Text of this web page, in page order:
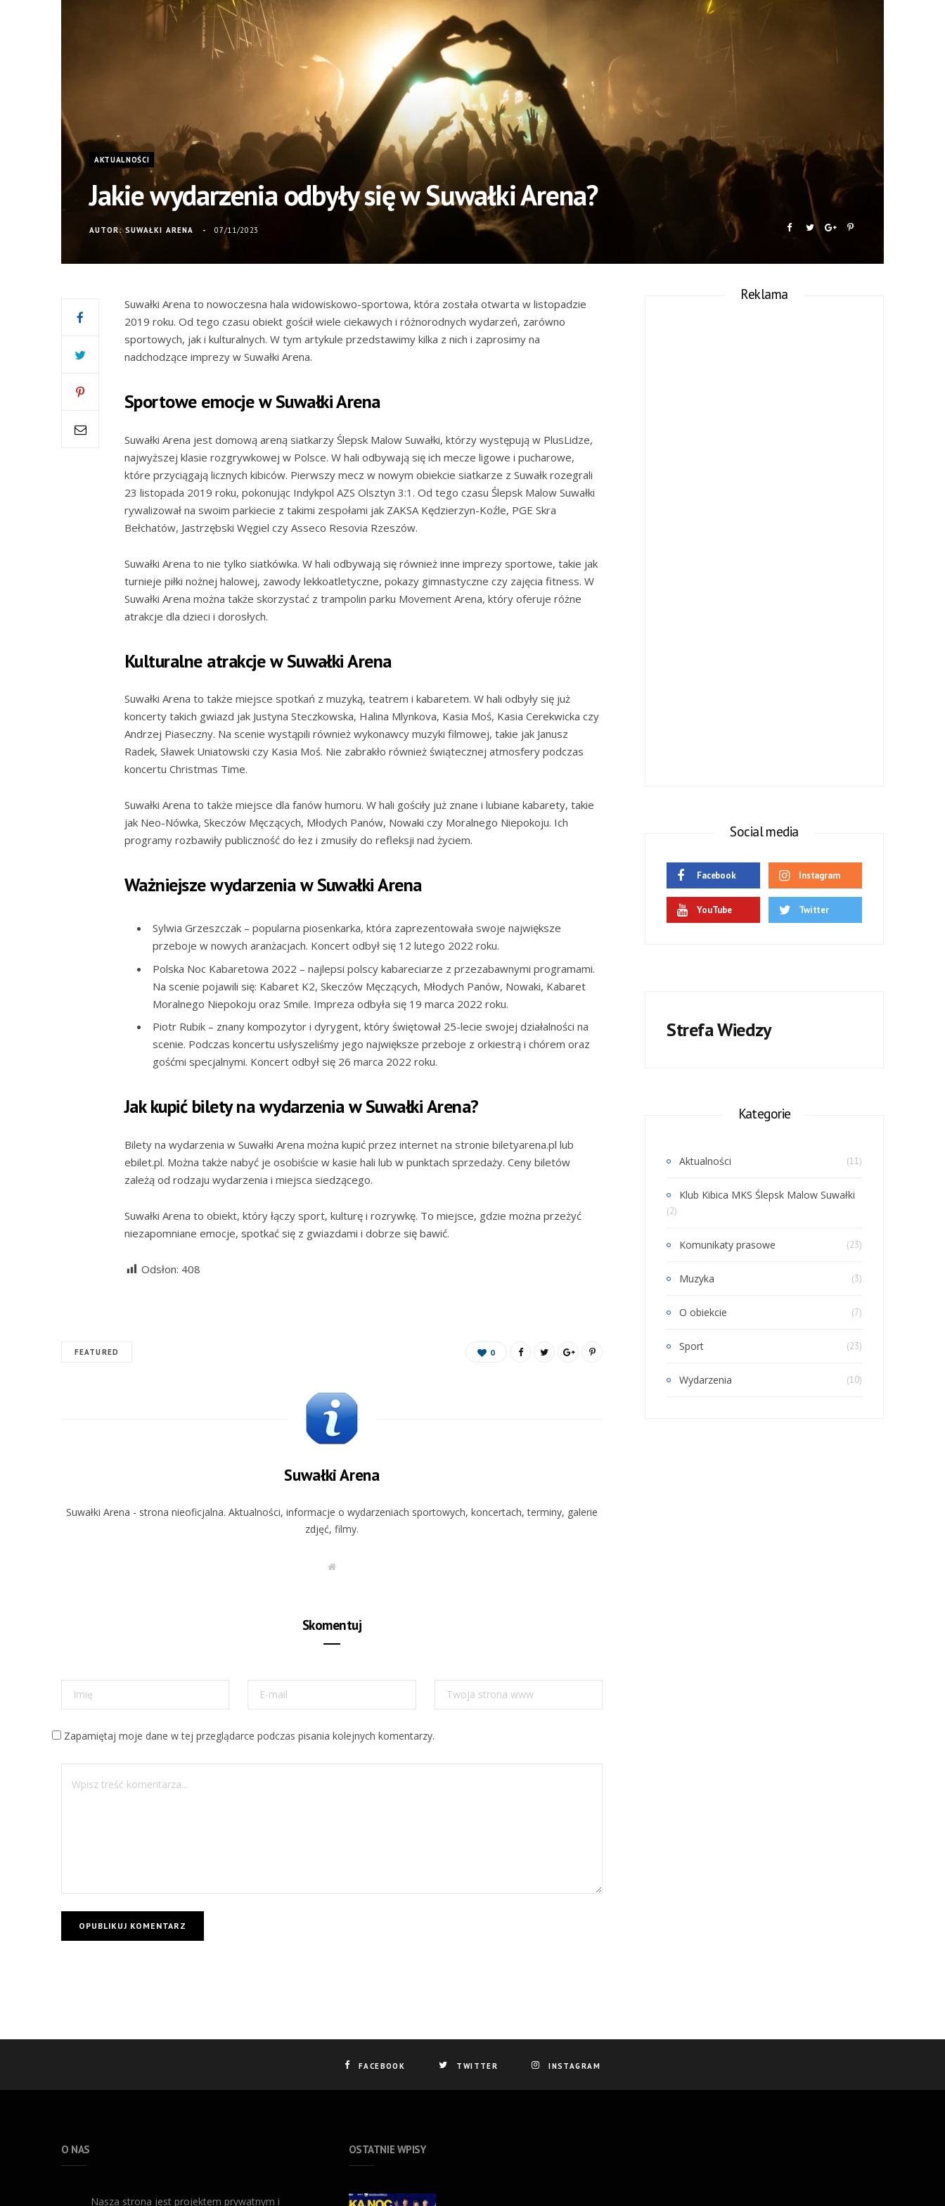
AKTUALNOŚCI
Jakie wydarzenia odbyły się w Suwałki Arena?
AUTOR:SUWAŁKI ARENA 07/11/2023
Suwałki Arena to nowoczesna hala widowiskowo-sportowa, która została otwarta w listopadzie
2019 roku. Od tego czasu obiekt gościł wiele ciekawych i różnorodnych wydarzeń, zarówno
sportowych, jak i kulturalnych. W tym artykule przedstawimy kilka z nich i zaprosimy na
nadchodzące imprezy w Suwałki Arena.
Sportowe emocje w Suwałki Arena
Suwałki Arena jest domową areną siatkarzy Ślepsk Malow Suwałki, którzy występują w PlusLidze,
najwyższej klasie rozgrywkowej w Polsce. W hali odbywają się ich mecze ligowe i pucharowe,
które przyciągają licznych kibiców. Pierwszy mecz w nowym obiekcie siatkarze z Suwałk rozegrali
23 listopada 2019 roku, pokonując Indykpol AZS Olsztyn 3:1. Od tego czasu Ślepsk Malow Suwałki
rywalizował na swoim parkiecie z takimi zespołami jak ZAKSA Kędzierzyn-Koźle, PGE Skra
Bełchatów, Jastrzębski Węgiel czy Asseco Resovia Rzeszów.
Suwałki Arena to nie tylko siatkówka. W hali odbywają się również inne imprezy sportowe, takie jak
turnieje piłki nożnej halowej, zawody lekkoatletyczne, pokazy gimnastyczne czy zajęcia fitness. W
Suwałki Arena można także skorzystać z trampolin parku Movement Arena, który oferuje różne
atrakcje dla dzieci i dorosłych.
Kulturalne atrakcje w Suwałki Arena
Suwałki Arena to także miejsce spotkań z muzyką, teatrem i kabaretem. W hali odbyły się już
koncerty takich gwiazd jak Justyna Steczkowska, Halina Mlynkova, Kasia Moś, Kasia Cerekwicka czy
Andrzej Piaseczny. Na scenie wystąpili również wykonawcy muzyki filmowej, takie jak Janusz
Radek, Sławek Uniatowski czy Kasia Moś. Nie zabrakło również świątecznej atmosfery podczas
koncertu Christmas Time.
Suwałki Arena to także miejsce dla fanów humoru. W hali gościły już znane i lubiane kabarety, takie
jak Neo-Nówka, Skeczów Męczących, Młodych Panów, Nowaki czy Moralnego Niepokoju. Ich
programy rozbawiły publiczność do łez i zmusiły do refleksji nad życiem.
Ważniejsze wydarzenia w Suwałki Arena
Sylwia Grzeszczak – popularna piosenkarka, która zaprezentowała swoje największe
przeboje w nowych aranżacjach. Koncert odbył się 12 lutego 2022 roku.
Polska Noc Kabaretowa 2022 – najlepsi polscy kabareciarze z przezabawnymi programami.
Na scenie pojawili się: Kabaret K2, Skeczów Męczących, Młodych Panów, Nowaki, Kabaret
Moralnego Niepokoju oraz Smile. Impreza odbyła się 19 marca 2022 roku.
Piotr Rubik – znany kompozytor i dyrygent, który świętował 25-lecie swojej działalności na
scenie. Podczas koncertu usłyszeliśmy jego największe przeboje z orkiestrą i chórem oraz
gośćmi specjalnymi. Koncert odbył się 26 marca 2022 roku.
Jak kupić bilety na wydarzenia w Suwałki Arena?
Bilety na wydarzenia w Suwałki Arena można kupić przez internet na stronie biletyarena.pl lub
ebilet.pl. Można także nabyć je osobiście w kasie hali lub w punktach sprzedaży. Ceny biletów
zależą od rodzaju wydarzenia i miejsca siedzącego.
Suwałki Arena to obiekt, który łączy sport, kulturę i rozrywkę. To miejsce, gdzie można przeżyć
niezapomniane emocje, spotkać się z gwiazdami i dobrze się bawić.
Odsłon: 408
FEATURED 0
Suwałki Arena
Suwałki Arena - strona nieoficjalna. Aktualności, informacje o wydarzeniach sportowych, koncertach, terminy, galerie
zdjęć, filmy.
W
e
Skomentuj
Zapamiętaj moje dane w tej przeglądarce podczas pisania kolejnych komentarzy.
Reklama
Social media
Facebook Instagram
YouTube Twitter
Strefa Wiedzy
Kategorie
Aktualności (11)
Klub Kibica MKS Ślepsk Malow Suwałki
(2)
Komunikaty prasowe (23)
Muzyka (3)
O obiekcie (7)
Sport (23)
Wydarzenia (10)
FACEBOOK TWITTER INSTAGRAM
O NAS
Nasza strona jest projektem prywatnym i
OSTATNIE WPISY